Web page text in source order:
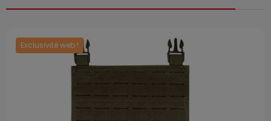
Exclusivité web !